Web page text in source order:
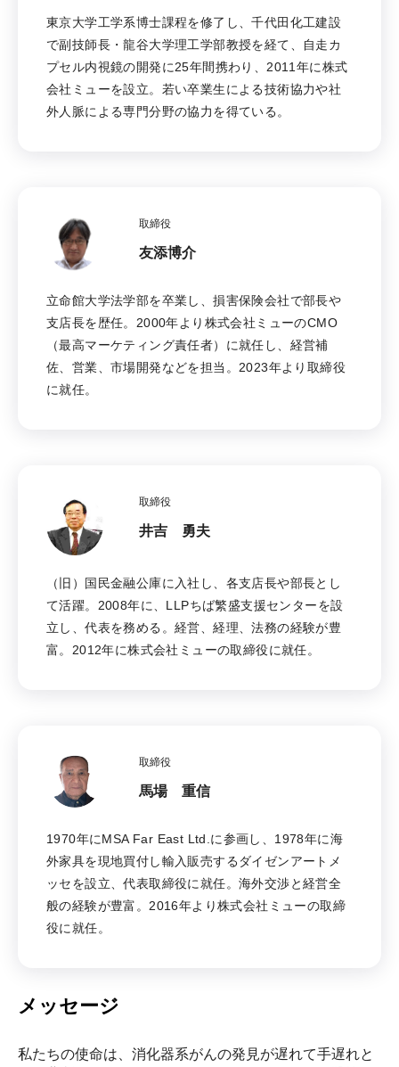
東京大学工学系博士課程を修了し、千代田化工建設
で副技師長・龍谷大学理工学部教授を経て、自走カ
プセル内視鏡の開発に25年間携わり、2011年に株式
会社ミューを設立。若い卒業生による技術協力や社
外人脈による専門分野の協力を得ている。
取締役
友添博介
立命館大学法学部を卒業し、損害保険会社で部長や
支店長を歴任。2000年より株式会社ミューのCMO
（最高マーケティング責任者）に就任し、経営補
佐、営業、市場開発などを担当。2023年より取締役
に就任。
取締役
井吉 勇夫
（旧）国民金融公庫に入社し、各支店長や部長とし
て活躍。2008年に、LLPちば繁盛支援センターを設
立し、代表を務める。経営、経理、法務の経験が豊
富。2012年に株式会社ミューの取締役に就任。
取締役
馬場 重信
1970年にMSA Far East Ltd.に参画し、1978年に海
外家具を現地買付し輸入販売するダイゼンアートメ
ッセを設立、代表取締役に就任。海外交渉と経営全
般の経験が豊富。2016年より株式会社ミューの取締
役に就任。
メッセージ
私たちの使命は、消化器系がんの発見が遅れて手遅れと